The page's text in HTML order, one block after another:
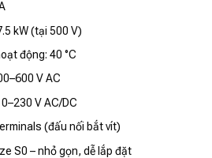
kW (tại 500 V)
động: 40 °C
V AC
V AC/DC
(đấu nối bắt vít)
S0 – nhỏ gọn, dễ lắp đặt